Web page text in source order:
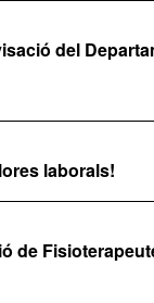
del
laborals!
de